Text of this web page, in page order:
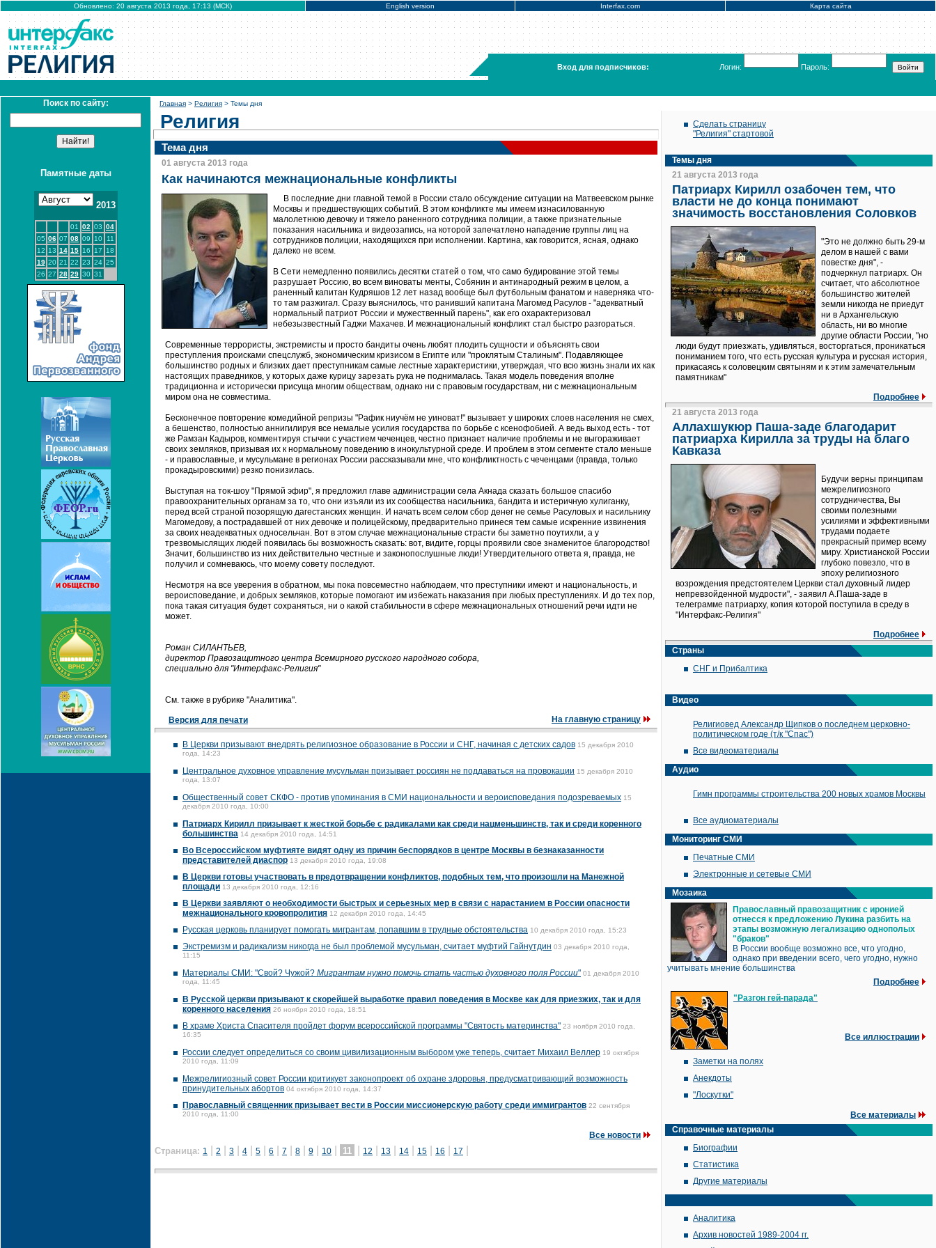
Обновлено: 20 августа 2013 года, 17:13 (МСК) English version Interfax.com Карта сайта
Вход для подписчиков: Логин: Пароль:
Поиск по сайту:
Памятные даты
2013
01 02 03 04
05 06 07 08 09 10
11
12 13 14 15 16 17
18
19 20 21 22 23 24 25
26 27 28 29 30 31
Главная > Религия > Темы дня
Религия
Тема дня
01 августа 2013 года
Как начинаются межнациональные конфликты
В последние дни главной темой в России стало обсуждение ситуации на Матвеевском рынке
Москвы и предшествующих событий. В этом конфликте мы имеем изнасилованную
малолетнюю девочку и тяжело раненного сотрудника полиции, а также признательные
показания насильника и видеозапись, на которой запечатлено нападение группы лиц на
сотрудников полиции, находящихся при исполнении. Картина, как говорится, ясная, однако
далеко не всем.
В Сети немедленно появились десятки статей о том, что само будирование этой темы
разрушает Россию, во всем виноваты менты, Собянин и антинародный режим в целом, а
раненный капитан Кудряшов 12 лет назад вообще был футбольным фанатом и наверняка что-
то там разжигал. Сразу выяснилось, что ранивший капитана Магомед Расулов - "адекватный
нормальный патриот России и мужественный парень", как его охарактеризовал
небезызвестный Гаджи Махачев. И межнациональный конфликт стал быстро разгораться.
Современные террористы, экстремисты и просто бандиты очень любят плодить сущности и объяснять свои
преступления происками спецслужб, экономическим кризисом в Египте или "проклятым Сталиным". Подавляющее
большинство родных и близких дает преступникам самые лестные характеристики, утверждая, что всю жизнь знали их как
настоящих праведников, у которых даже курицу зарезать рука не поднималась. Такая модель поведения вполне
традиционна и исторически присуща многим обществам, однако ни с правовым государствам, ни с межнациональным
миром она не совместима.
Бесконечное повторение комедийной репризы "Рафик ниучём не уиноват!" вызывает у широких слоев населения не смех,
а бешенство, полностью аннигилируя все немалые усилия государства по борьбе с ксенофобией. А ведь выход есть - тот
же Рамзан Кадыров, комментируя стычки с участием чеченцев, честно признает наличие проблемы и не выгораживает
своих земляков, призывая их к нормальному поведению в инокультурной среде. И проблем в этом сегменте стало меньше
- и православные, и мусульмане в регионах России рассказывали мне, что конфликтность с чеченцами (правда, только
прокадыровскими) резко понизилась.
Выступая на ток-шоу "Прямой эфир", я предложил главе администрации села Акнада сказать большое спасибо
правоохранительных органам за то, что они изъяли из их сообщества насильника, бандита и истеричную хулиганку,
перед всей страной позорящую дагестанских женщин. И начать всем селом сбор денег не семье Расуловых и насильнику
Магомедову, а пострадавшей от них девочке и полицейскому, предварительно принеся тем самые искренние извинения
за своих неадекватных односельчан. Вот в этом случае межнациональные страсти бы заметно поутихли, а у
трезвомыслящих людей появилась бы возможность сказать: вот, видите, горцы проявили свое знаменитое благородство!
Значит, большинство из них действительно честные и законопослушные люди! Утвердительного ответа я, правда, не
получил и сомневаюсь, что моему совету последуют.
Несмотря на все уверения в обратном, мы пока повсеместно наблюдаем, что преступники имеют и национальность, и
вероисповедание, и добрых земляков, которые помогают им избежать наказания при любых преступлениях. И до тех пор,
пока такая ситуация будет сохраняться, ни о какой стабильности в сфере межнациональных отношений речи идти не
может.
Роман СИЛАНТЬЕВ,
директор Правозащитного центра Всемирного русского народного собора,
специально для "Интерфакс-Религия"
См. также в рубрике "Аналитика".
Версия для печати На главную страницу
В Церкви призывают внедрять религиозное образование в России и СНГ, начиная с детских садов 15 декабря 2010
года, 14:23
Центральное духовное управление мусульман призывает россиян не поддаваться на провокации 15 декабря 2010
года, 13:07
Общественный совет СКФО - против упоминания в СМИ национальности и вероисповедания подозреваемых 15
декабря 2010 года, 10:00
Патриарх Кирилл призывает к жесткой борьбе с радикалами как среди нацменьшинств, так и среди коренного
большинства 14 декабря 2010 года, 14:51
Во Всероссийском муфтияте видят одну из причин беспорядков в центре Москвы в безнаказанности
представителей диаспор 13 декабря 2010 года, 19:08
В Церкви готовы участвовать в предотвращении конфликтов, подобных тем, что произошли на Манежной
площади 13 декабря 2010 года, 12:16
В Церкви заявляют о необходимости быстрых и серьезных мер в связи с нарастанием в России опасности
межнационального кровопролития 12 декабря 2010 года, 14:45
Русская церковь планирует помогать мигрантам, попавшим в трудные обстоятельства 10 декабря 2010 года, 15:23
Экстремизм и радикализм никогда не был проблемой мусульман, считает муфтий Гайнутдин 03 декабря 2010 года,
11:15
Материалы СМИ: "Свой? Чужой? Мигрантам нужно помочь стать частью духовного поля России" 01 декабря 2010
года, 11:45
В Русской церкви призывают к скорейшей выработке правил поведения в Москве как для приезжих, так и для
коренного населения 26 ноября 2010 года, 18:51
В храме Христа Спасителя пройдет форум всероссийской программы "Святость материнства" 23 ноября 2010 года,
16:35
России следует определиться со своим цивилизационным выбором уже теперь, считает Михаил Веллер 19 октября
2010 года, 11:09
Межрелигиозный совет России критикует законопроект об охране здоровья, предусматривающий возможность
принудительных абортов 04 октября 2010 года, 14:37
Православный священник призывает вести в России миссионерскую работу среди иммигрантов 22 сентября
2010 года, 11:00
Все новости
Страница: 1 2 3 4 5 6 7 8 9 10 11 12 13 14 15 16 17
Сделать страницу
"Религия" стартовой
Темы дня
21 августа 2013 года
Патриарх Кирилл озабочен тем, что
власти не до конца понимают
значимость восстановления Соловков
"Это не должно быть 29-м
делом в нашей с вами
повестке дня", -
подчеркнул патриарх. Он
считает, что абсолютное
большинство жителей
земли никогда не приедут
ни в Архангельскую
область, ни во многие
другие области России, "но
люди будут приезжать, удивляться, восторгаться, проникаться
пониманием того, что есть русская культура и русская история,
прикасаясь к соловецким святыням и к этим замечательным
памятникам"
Подробнее
21 августа 2013 года
Аллахшукюр Паша-заде благодарит
патриарха Кирилла за труды на благо
Кавказа
Будучи верны принципам
межрелигиозного
сотрудничества, Вы
своими полезными
усилиями и эффективными
трудами подаете
прекрасный пример всему
миру. Христианской России
глубоко повезло, что в
эпоху религиозного
возрождения предстоятелем Церкви стал духовный лидер
непревзойденной мудрости", - заявил А.Паша-заде в
телеграмме патриарху, копия которой поступила в среду в
"Интерфакс-Религия"
Подробнее
Страны
СНГ и Прибалтика
Видео
Религиовед Александр Щипков о последнем церковно-
политическом годе (т/к "Спас")
Все видеоматериалы
Аудио
Гимн программы строительства 200 новых храмов Москвы
Все аудиоматериалы
Мониторинг СМИ
Печатные СМИ
Электронные и сетевые СМИ
Мозаика
Православный правозащитник с иронией
отнесся к предложению Лукина разбить на
этапы возможную легализацию однополых
"браков"
В России вообще возможно все, что угодно,
однако при введении всего, чего угодно, нужно
учитывать мнение большинства
Подробнее
"Разгон гей-парада"
Все иллюстрации
Заметки на полях
Анекдоты
"Лоскутки"
Все материалы
Справочные материалы
Биографии
Статистика
Другие материалы
Аналитика
Архив новостей 1989-2004 гг.